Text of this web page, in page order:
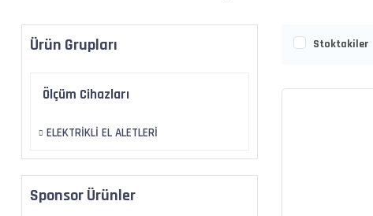
Ürün Grupları
Ölçüm Cihazları
ELEKTRİKLİ EL ALETLERİ
Sponsor Ürünler
Stoktakiler